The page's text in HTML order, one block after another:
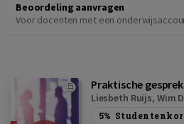
Beoordeling aanvragen
Voor docenten met een
Praktische
Liesbeth Ruijs, Wim
5%